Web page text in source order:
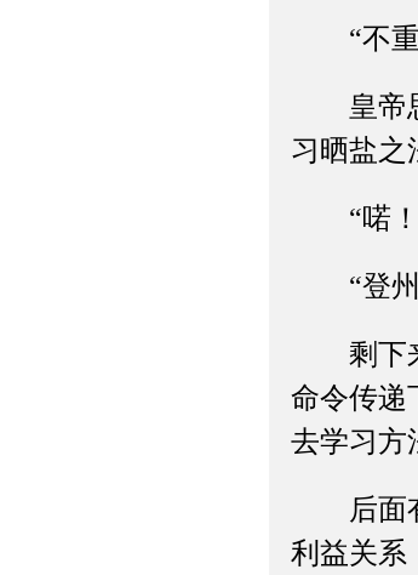
“不重
皇帝思
习晒盐
“喏！
“登州
剩下来
命令传递
去学习方
后面有
利益关系